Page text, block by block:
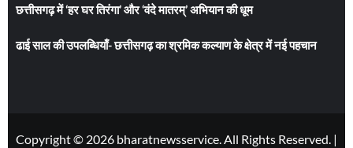
छत्तीसगढ़ में ‘हर घर तिरंगा’ और ‘वंदे मातरम्’ अभियान की धूम
ढाई साल की उपलब्धियाँ- छत्तीसगढ़ का श्रमिक कल्याण के क्षेत्र में नई पहचान
Copyright © 2026 bharatnewsservice. All Rights Reserved. |